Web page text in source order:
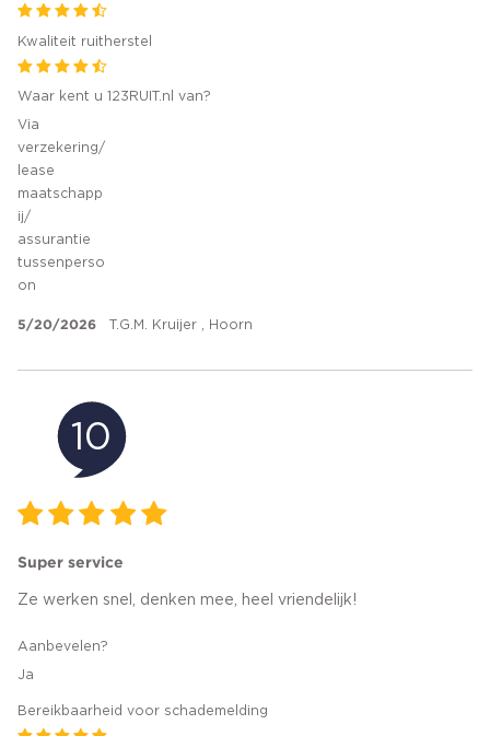
Kwaliteit ruitherstel
Waar kent u 123RUIT.nl van?
Via
verzekering/
lease
maatschapp
ij/
assurantie
tussenperso
on
5/20/2026 T.G.M. Kruijer , Hoorn
10
Super service
Ze werken snel, denken mee, heel vriendelijk!
Aanbevelen?
Ja
Bereikbaarheid voor schademelding